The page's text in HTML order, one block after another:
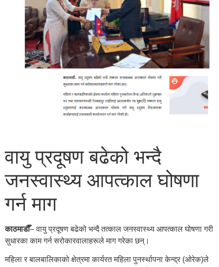
वायु प्रदूषण बढेको भन्दै
जनस्वास्थ्य आपत्काल घोषणा
गर्न माग
काठमाडौँ– वायु प्रदूषण बढेको भन्दै तत्काल जनस्वास्थ्य आपत्काल घोषणा गरी
सुधारका काम गर्न सरोकारवालाहरूले माग गरेका छन्।
महिला र बालबालिकाको क्षेत्रमा कार्यरत महिला पुनर्स्थापना केन्द्र (ओरेक)ले